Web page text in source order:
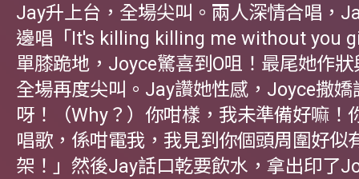
Jay升上台，全場尖叫。兩人深情合唱，
邊唱「It's killing killing me without you
單膝跪地，Joyce驚喜到O咀！最尾她作
全場再度尖叫。Jay讚她性感，Joyce撒嬌
呀！（Why？）你咁樣，我未準備好嘛！
唱歌，係咁電我，我見到你個頭周圍好似
架！」然後Jay話口乾要飲水，拿出印了